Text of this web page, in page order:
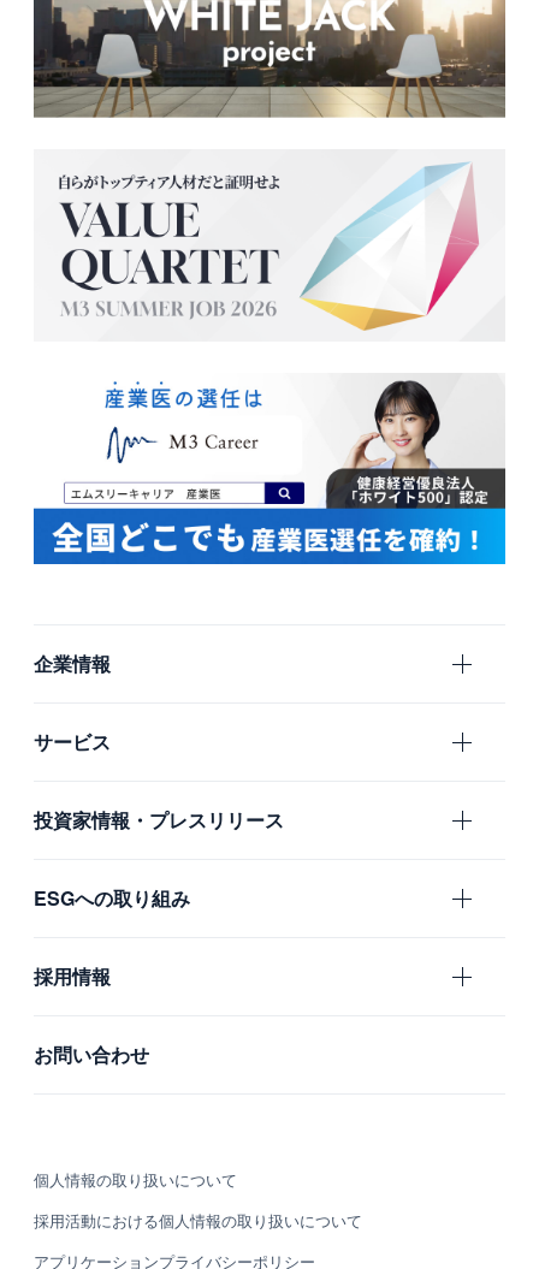
企業情報
エムスリーの目指すもの
沿革
サービス
エムスリー
海外グループ会社
投資家情報・プレスリリース
ESGへの取り組み
ガバナンス
環境
採用情報
新卒採用
募集職種
グループ会社 採用情報
お問い合わせ
個人情報の取り扱いについて
採用活動における個人情報の取り扱いについて
アプリケーションプライバシーポリシー